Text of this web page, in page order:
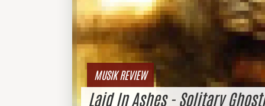
MUSIK REVIEW
Laid In Ashes - Solitary